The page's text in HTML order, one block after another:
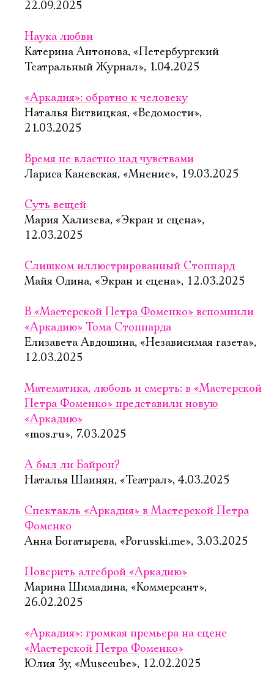
22.09.2025
Наука любви
Катерина Антонова, «Петербургский
Театральный Журнал», 1.04.2025
«Аркадия»: обратно к человеку
Наталья Витвицкая, «Ведомости»,
21.03.2025
Время не властно над чувствами
Лариса Каневская, «Мнение», 19.03.2025
Суть вещей
Мария Хализева, «Экран и сцена»,
12.03.2025
Слишком иллюстрированный Стоппард
Майя Одина, «Экран и сцена», 12.03.2025
В «Мастерской Петра Фоменко» вспомнили
«Аркадию» Тома Стоппарда
Елизавета Авдошина, «Независимая газета»,
12.03.2025
Математика, любовь и смерть: в «Мастерской
Петра Фоменко» представили новую
«Аркадию»
«mos.ru», 7.03.2025
А был ли Байрон?
Наталья Шаинян, «Театрал», 4.03.2025
Спектакль «Аркадия» в Мастерской Петра
Фоменко
Анна Богатырева, «Porusski.me», 3.03.2025
Поверить алгеброй «Аркадию»
Марина Шимадина, «Коммерсант»,
26.02.2025
«Аркадия»: громкая премьера на сцене
«Мастерской Петра Фоменко»
Юлия Зу, «Musecube», 12.02.2025